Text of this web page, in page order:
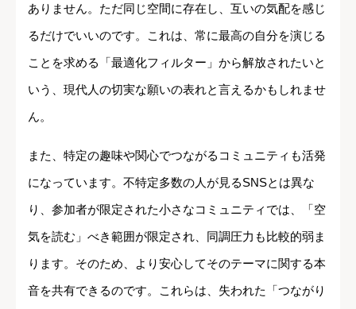
ありません。ただ同じ空間に存在し、互いの気配を感じ
るだけでいいのです。これは、常に最高の自分を演じる
ことを求める「最適化フィルター」から解放されたいと
いう、現代人の切実な願いの表れと言えるかもしれませ
ん。
また、特定の趣味や関心でつながるコミュニティも活発
になっています。不特定多数の人が見るSNSとは異な
り、参加者が限定された小さなコミュニティでは、「空
気を読む」べき範囲が限定され、同調圧力も比較的弱ま
ります。そのため、より安心してそのテーマに関する本
音を共有できるのです。これらは、失われた「つながり